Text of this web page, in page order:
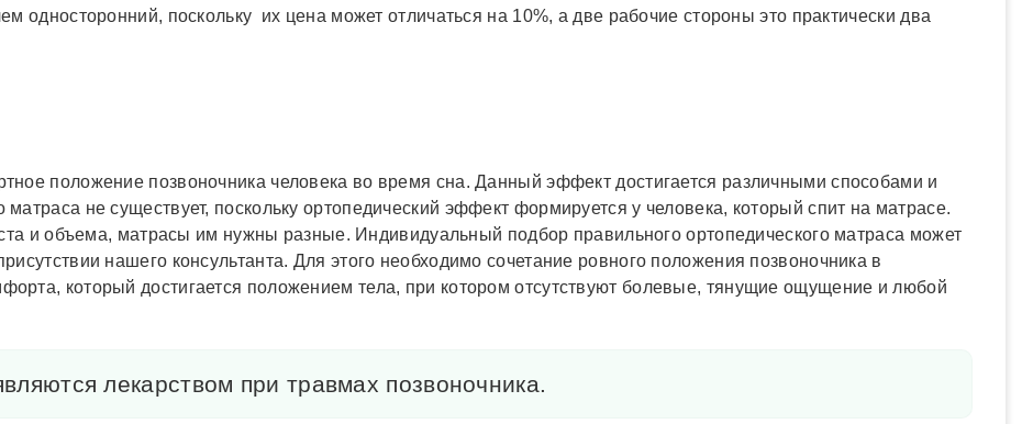
односторонний, поскольку их цена может отличаться на 10%, а две рабочие стороны это практически два
положение позвоночника человека во время сна. Данный эффект достигается различными способами и
не существует, поскольку ортопедический эффект формируется у человека, который спит на матрасе.
и объема, матрасы им нужны разные. Индивидуальный подбор правильного ортопедического матраса может
нашего консультанта. Для этого необходимо сочетание ровного положения позвоночника в
который достигается положением тела, при котором отсутствуют болевые, тянущие ощущение и любой
лекарством при травмах позвоночника.